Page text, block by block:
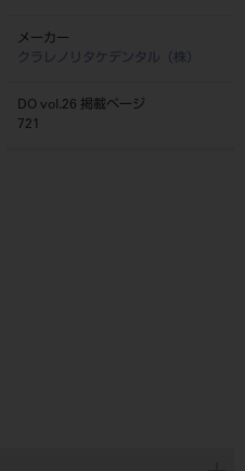
メーカー
クラレノリタケデンタル（株）
DO vol.26 掲載ページ
721